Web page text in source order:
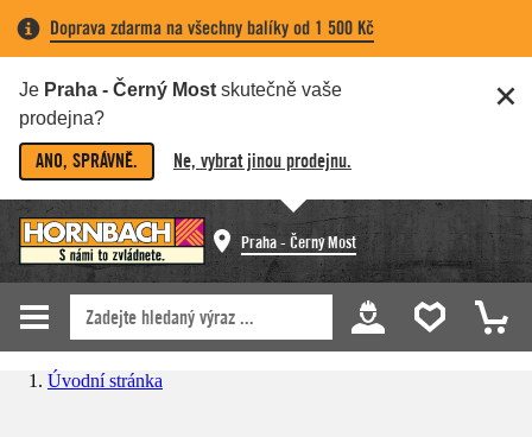
Doprava zdarma na všechny balíky od 1 500 Kč
Je Praha - Černý Most skutečně vaše
prodejna?
ANO, SPRÁVNĚ. Ne, vybrat jinou prodejnu.
Praha - Černý Most
Úvodní stránka